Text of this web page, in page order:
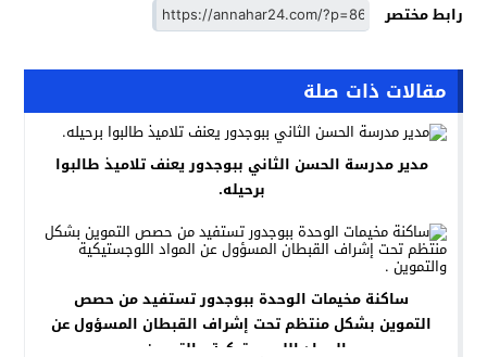
رابط مختصر
مقالات ذات صلة
مدير مدرسة الحسن الثاني ببوجدور يعنف تلاميذ طالبوا
برحيله.
ساكنة مخيمات الوحدة ببوجدور تستفيد من حصص
التموين بشكل منتظم تحت إشراف القبطان المسؤول عن
المواد اللوجستيكية والتموين .